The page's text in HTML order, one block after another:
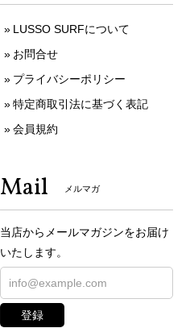
LUSSO SURFについて
お問合せ
プライバシーポリシー
特定商取引法に基づく表記
会員規約
Mail メルマガ
当店からメールマガジンをお届け
いたします。
登録